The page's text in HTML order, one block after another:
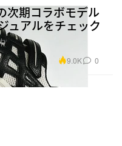
次期コラボモデル
ュアルをチェック
9.0K 0